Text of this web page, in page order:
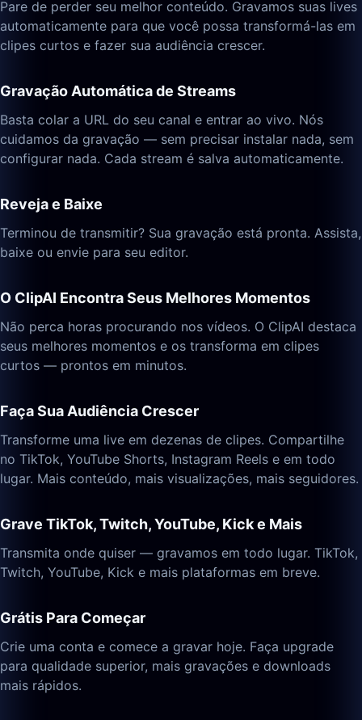
Pare de perder seu melhor conteúdo. Gravamos suas lives
automaticamente para que você possa transformá-las em
clipes curtos e fazer sua audiência crescer.
Gravação Automática de Streams
Basta colar a URL do seu canal e entrar ao vivo. Nós
cuidamos da gravação — sem precisar instalar nada, sem
configurar nada. Cada stream é salva automaticamente.
Reveja e Baixe
Terminou de transmitir? Sua gravação está pronta. Assista,
baixe ou envie para seu editor.
O ClipAI Encontra Seus Melhores Momentos
Não perca horas procurando nos vídeos. O ClipAI destaca
seus melhores momentos e os transforma em clipes
curtos — prontos em minutos.
Faça Sua Audiência Crescer
Transforme uma live em dezenas de clipes. Compartilhe
no TikTok, YouTube Shorts, Instagram Reels e em todo
lugar. Mais conteúdo, mais visualizações, mais seguidores.
Grave TikTok, Twitch, YouTube, Kick e Mais
Transmita onde quiser — gravamos em todo lugar. TikTok,
Twitch, YouTube, Kick e mais plataformas em breve.
Grátis Para Começar
Crie uma conta e comece a gravar hoje. Faça upgrade
para qualidade superior, mais gravações e downloads
mais rápidos.